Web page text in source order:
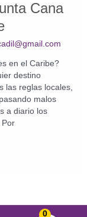
0
Cana
en el Caribe?
destino
las reglas locales,
malos
a diario los
Por